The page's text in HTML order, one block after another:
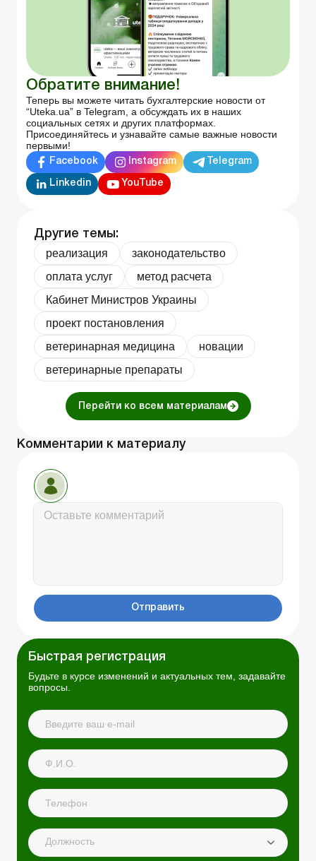
Обратите внимание!
Теперь вы можете читать бухгалтерские новости от
“Uteka.ua” в Telegram, а обсуждать их в наших
социальных сетях и других платформах.
Присоединяйтесь и узнавайте самые важные новости
первыми!
Facebook Instagram Telegram
Linkedin YouTube
Другие темы:
реализация
законодательство
оплата услуг
метод расчета
Кабинет Министров Украины
проект постановления
ветеринарная медицина
новации
ветеринарные препараты
Перейти ко всем материалам
Комментарии к материалу
Отправить
Быстрая регистрация
Будьте в курсе изменений и актуальных тем, задавайте
вопросы.
Должность